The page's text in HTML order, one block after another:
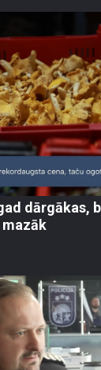
dārgākas,